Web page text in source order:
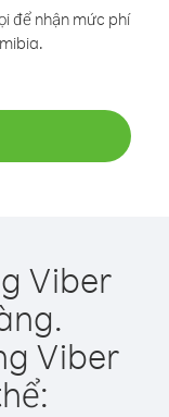
để nhận mức phí
Viber
Viber